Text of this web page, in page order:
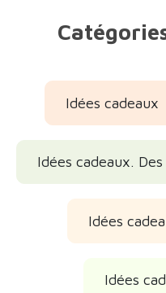
Idées cadeaux
Idées cadeaux.
Idées
Idées